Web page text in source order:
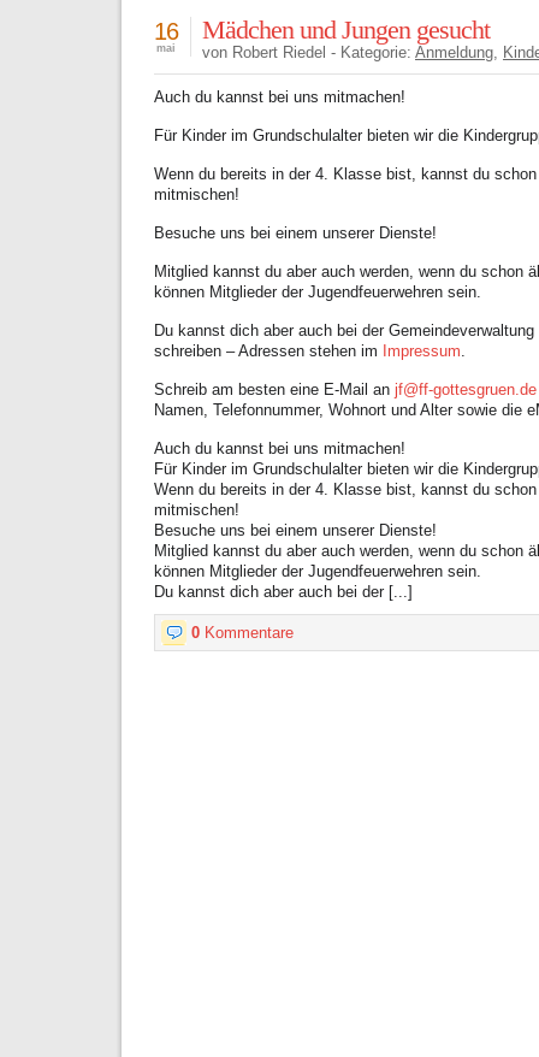
Mädchen und Jungen gesucht
16
mai von Robert Riedel - Kategorie: Anmeldung,
Auch du kannst bei uns mitmachen!
Für Kinder im Grundschulalter bieten wir die
Wenn du bereits in der 4. Klasse bist, kannst du
mitmischen!
Besuche uns bei einem unserer Dienste!
Mitglied kannst du aber auch werden, wenn du schon
können Mitglieder der Jugendfeuerwehren sein.
Du kannst dich aber auch bei der
schreiben – Adressen stehen im
Impressum.
Schreib am besten eine E-Mail an jf@ff-gottesgruen.de
Namen, Telefonnummer, Wohnort und Alter sowie die
Auch du kannst bei uns mitmachen!
Für Kinder im Grundschulalter bieten wir die
Wenn du bereits in der 4. Klasse bist, kannst du
mitmischen!
Besuche uns bei einem unserer Dienste!
Mitglied kannst du aber auch werden, wenn du schon
können Mitglieder der Jugendfeuerwehren sein.
Du kannst dich aber auch bei der [...]
0 Kommentare